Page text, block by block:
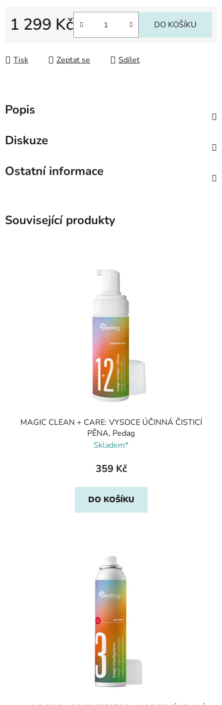
1 299 Kč DO KOŠÍKU
Tisk Zeptat se Sdílet
Popis
Diskuze
Ostatní informace
Související produkty
MAGIC CLEAN + CARE: VYSOCE ÚČINNÁ ČISTICÍ
PĚNA, Pedag
Skladem*
359 Kč
DO KOŠÍKU